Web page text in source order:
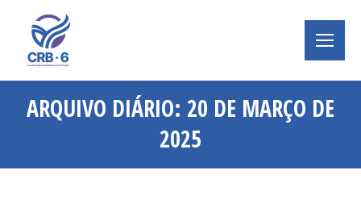
ARQUIVO DIÁRIO: 20 DE MARÇO DE
2025
Você está aqui: